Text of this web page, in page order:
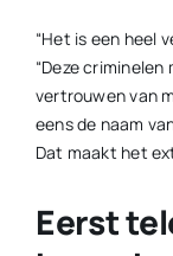
“Het is een heel
“Deze
vertrouwen van
eens de naam
Dat maakt het
Eerst